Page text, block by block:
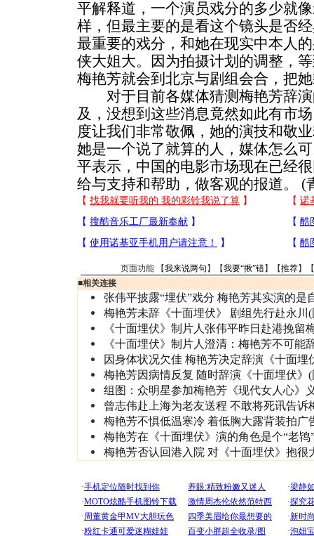
平解释道，一个演员戏分的多少就
样，但最主要的是看这个镜头是否
最重要的戏分，和她在现实中本人
侠大姐大。因为拍摄计划的调整，
梅艳芳就会到北京与剧组会合，把
对于目前各媒体猜测梅艳芳辞演
及，没想到这些消息竟然如此有市
度让我们非常敬佩，她的演技和敬
她是一个说了就算的人，媒体怎么
平表示，中国的电影市场现在已经
给与支持和帮助，做客观的报道。 (
页面功能 【我来说两句 】【我要“揪”错】【推荐】
■相关连接
张伟平披露“埋伏”戏分 梅艳芳其实演的是
梅艳芳未辞《十面埋伏》 剧组先行赴永川
《十面埋伏》制片人张伟平昨日赴港挽留
《十面埋伏》制片人澄清：梅艳芳不可能
因身体状况欠佳 梅艳芳决定辞演《十面埋
梅艳芳因病情反复 随时辞演《十面埋伏》
组图：众明星参加梅艳芳《现代女人心》
曾志伟赴上海为老友送程 不敢将死讯告诉
梅艳芳不惧低温寒冷 着低胸大露背装拍广
梅艳芳在《十面埋伏》演的角色是个“老鸨
梅艳芳否认回港入院 对《十面埋伏》抱很